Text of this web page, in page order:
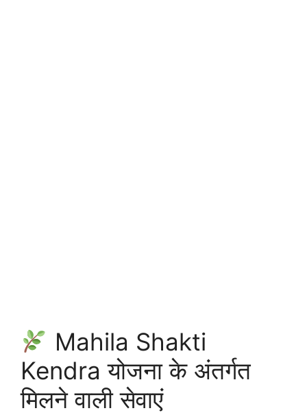
Mahila Shakti
Kendra योजना के अंतर्गत
मिलने वाली सेवाएं